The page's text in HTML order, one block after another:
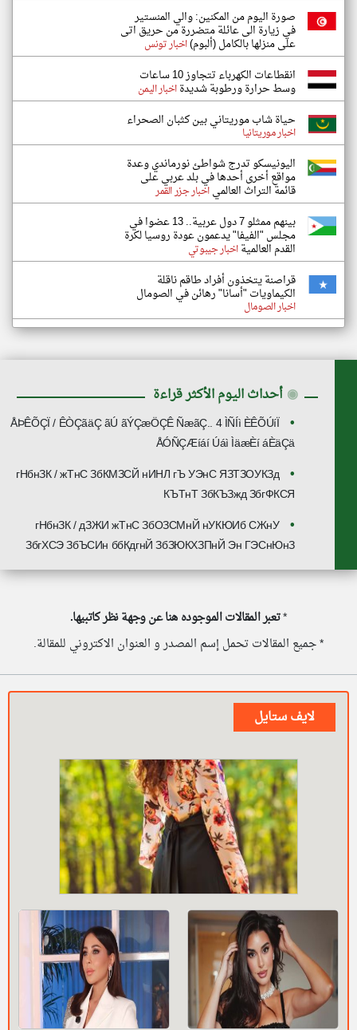
صورة اليوم من المكنين: والي المنستير
في زيارة الى عائلة متضررة من حريق اتى
على منزلها بالكامل (ألبوم)اخبار تونس
انقطاعات الكهرباء تتجاوز 10 ساعات
وسط حرارة ورطوبة شديدةاخبار اليمن
حياة شاب موريتاني بين كثبان الصحراء
اخبار موريتانيا
اليونيسكو تدرج شواطئ نورماندي وعدة
مواقع أخرى أحدها في بلد عربي على
قائمة التراث العالمياخبار جزر القمر
بينهم ممثلو 7 دول عربية.. 13 عضوا في
مجلس "الفيفا" يدعمون عودة روسيا لكرة
القدم العالميةاخبار جيبوتي
قراصنة يتخذون أفراد طاقم ناقلة
الكيماويات "أسانا" رهائن في الصومال
اخبار الصومال
◉ أحداث اليوم الأكثر قراءة
ÅÞÊÕÇÏ / ÊÒÇãäÇ ãÚ ãÝÇæÖÇÊ ÑæãÇ.. 4 ÌÑÍì ÈÊÕÚíÏ
ÅÓÑÇÆíáí Úáì ÌäæÈí áÈäÇä
гНбнЗК / жТнС ЗбКМЗСЙ нИНЛ гЪ УЭнС ЯЗТЗОУКЗд
КЪТнТ ЗбКЪЗжд ЗбгФКСЯ
гНбнЗК / дЗЖИ жТнС ЗбОЗСМнЙ нУКЮИб СЖнУ
ЗбгХСЭ ЗбЪСИн ббКдгнЙ ЗбЗЮКХЗПнЙ Эн ГЭСнЮнЗ
*تعبر المقالات الموجوده هنا عن وجهة نظر كاتبيها.
* جميع المقالات تحمل إسم المصدر و العنوان الاكتروني للمقالة.
لايف ستايل